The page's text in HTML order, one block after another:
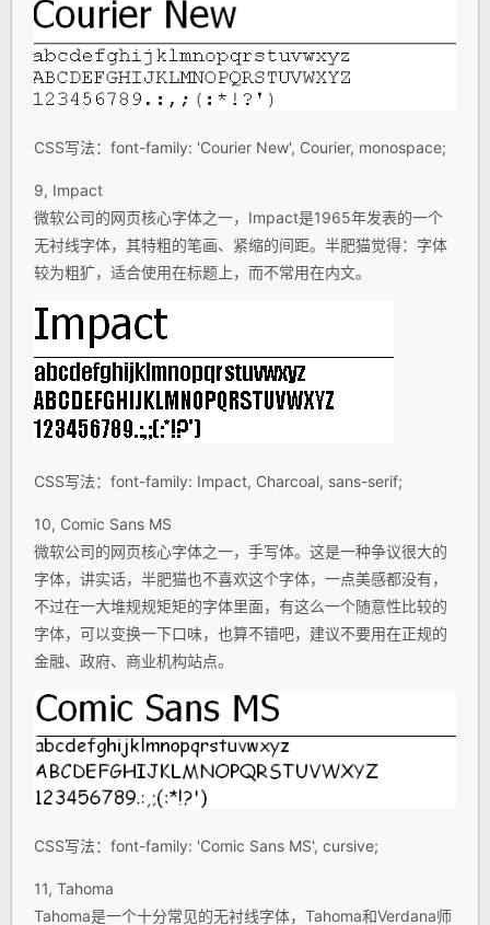
CSS写法：font-family: 'Courier New', Courier, monospace;
9, Impact
微软公司的网页核心字体之一，Impact是1965年发表的一个
无衬线字体，其特粗的笔画、紧缩的间距。半肥猫觉得：字体
较为粗犷，适合使用在标题上，而不常用在内文。
CSS写法：font-family: Impact, Charcoal, sans-serif;
10, Comic Sans MS
微软公司的网页核心字体之一，手写体。这是一种争议很大的
字体，讲实话，半肥猫也不喜欢这个字体，一点美感都没有，
不过在一大堆规规矩矩的字体里面，有这么一个随意性比较的
字体，可以变换一下口味，也算不错吧，建议不要用在正规的
金融、政府、商业机构站点。
CSS写法：font-family: 'Comic Sans MS', cursive;
11, Tahoma
Tahoma是一个十分常见的无衬线字体，Tahoma和Verdana师